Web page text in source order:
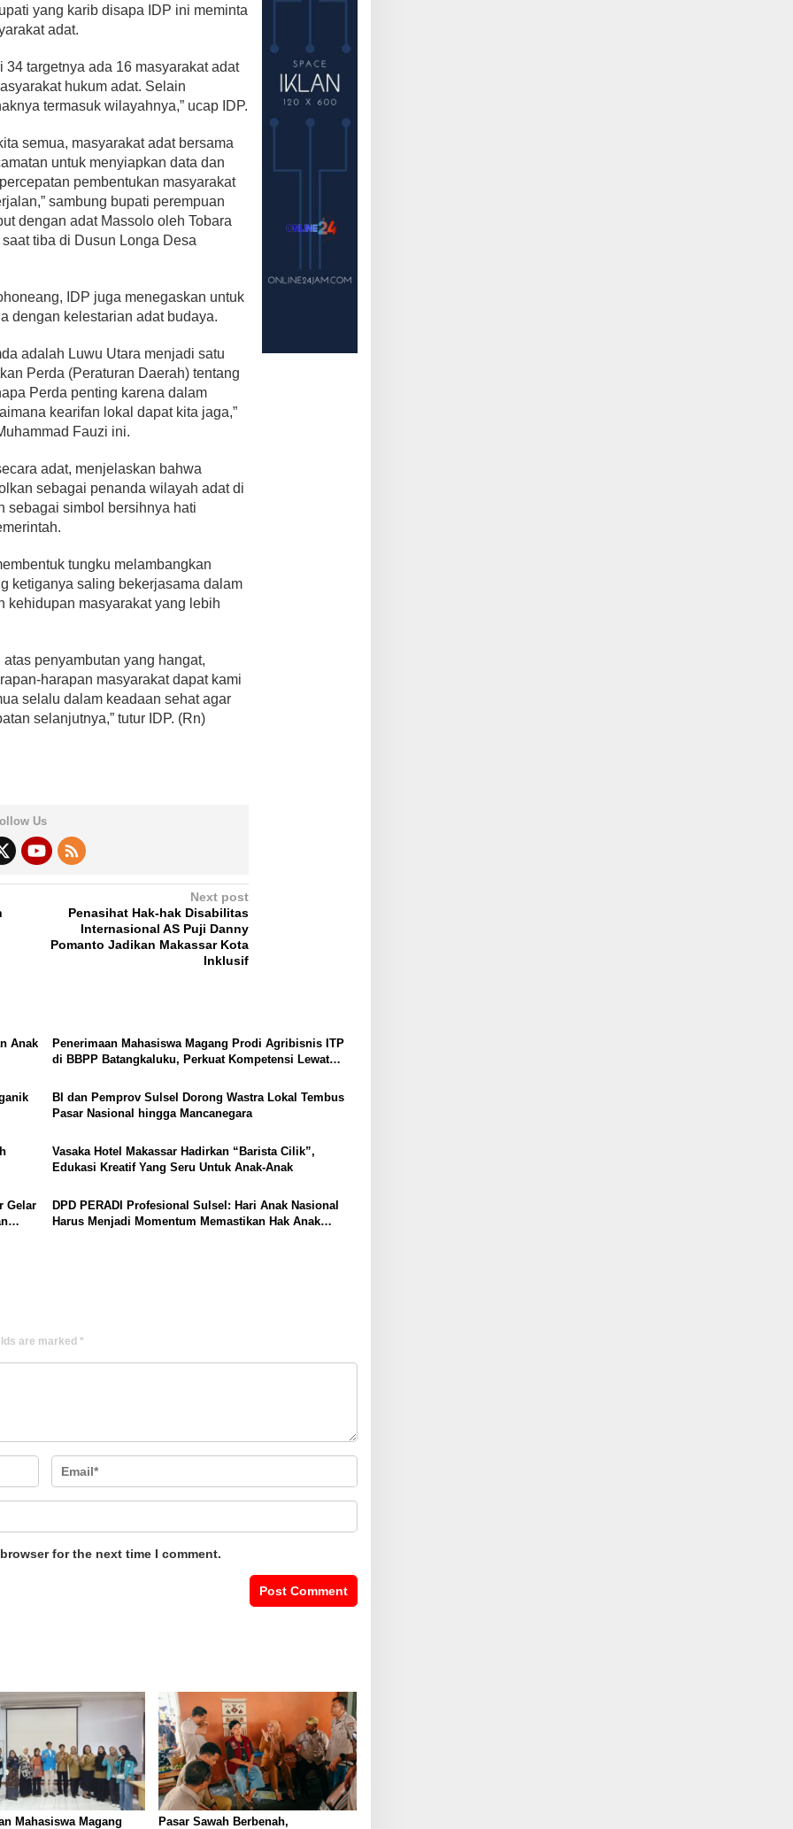
yang karib disapa IDP ini meminta
adat.
targetnya ada 16 masyarakat adat
hukum adat. Selain
termasuk wilayahnya,” ucap IDP.
semua, masyarakat adat bersama
untuk menyiapkan data dan
pembentukan masyarakat
sambung bupati perempuan
dengan adat Massolo oleh Tobara
tiba di Dusun Longa Desa
IDP juga menegaskan untuk
dengan kelestarian adat budaya.
adalah Luwu Utara menjadi satu
Perda (Peraturan Daerah) tentang
Perda penting karena dalam
kearifan lokal dapat kita jaga,”
Fauzi ini.
adat, menjelaskan bahwa
sebagai penanda wilayah adat di
sebagai simbol bersihnya hati
tungku melambangkan
ketiganya saling bekerjasama dalam
kehidupan masyarakat yang lebih
penyambutan yang hangat,
harapan masyarakat dapat kami
selalu dalam keadaan sehat agar
selanjutnya,” tutur IDP. (Rn)
Us
Next post
Penasihat Hak-hak Disabilitas
Internasional AS Puji Danny
Pomanto Jadikan Makassar Kota
Inklusif
Anak
Penerimaan Mahasiswa Magang Prodi Agribisnis ITP
di BBPP Batangkaluku, Perkuat Kompetensi Lewat
BI dan Pemprov Sulsel Dorong Wastra Lokal Tembus
Pasar Nasional hingga Mancanegara
Vasaka Hotel Makassar Hadirkan “Barista Cilik”,
Edukasi Kreatif Yang Seru Untuk Anak-Anak
Gelar
DPD PERADI Profesional Sulsel: Hari Anak Nasional
Harus Menjadi Momentum Memastikan Hak Anak
are marked *
for the next time I comment.
Mahasiswa Magang
Pasar Sawah Berbenah,